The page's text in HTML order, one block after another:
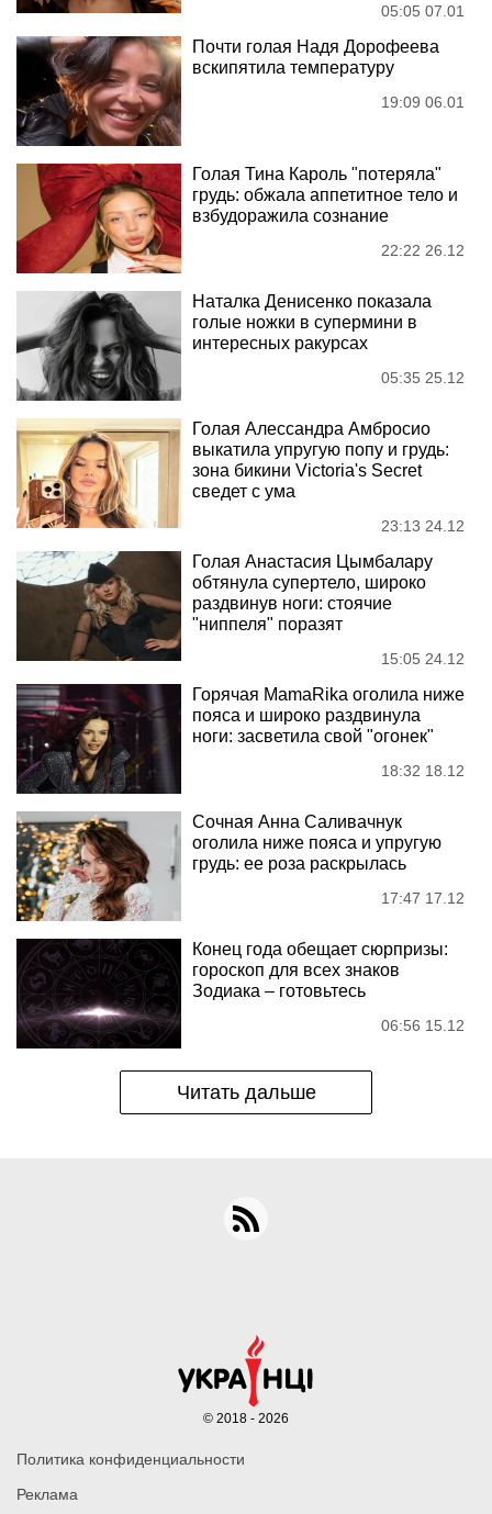
05:05 07.01
Почти голая Надя Дорофеева
вскипятила температуру
19:09 06.01
Голая Тина Кароль "потеряла"
грудь: обжала аппетитное тело и
взбудоражила сознание
22:22 26.12
Наталка Денисенко показала
голые ножки в супермини в
интересных ракурсах
05:35 25.12
Голая Алессандра Амбросио
выкатила упругую попу и грудь:
зона бикини Victoria's Secret
сведет с ума
23:13 24.12
Голая Анастасия Цымбалару
обтянула супертело, широко
раздвинув ноги: стоячие
"ниппеля" поразят
15:05 24.12
Горячая MamaRika оголила ниже
пояса и широко раздвинула
ноги: засветила свой "огонек"
18:32 18.12
Сочная Анна Саливачнук
оголила ниже пояса и упругую
грудь: ее роза раскрылась
17:47 17.12
Конец года обещает сюрпризы:
гороскоп для всех знаков
Зодиака – готовьтесь
06:56 15.12
Читать дальше
Политика конфиденциальности
Реклама
© 2018 - 2026